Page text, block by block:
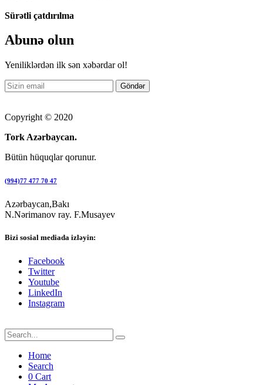
Sürətli çatdırılma
Abunə olun
Yeniliklərdən ilk sən xəbərdar ol!
Copyright © 2020
Tork Azərbaycan.
Bütün hüquqlar qorunur.
(994)77 477 70 47
Azərbaycan,Bakı
N.Nərimanov ray. F.Musayev
Bizi sosial mediada izləyin:
Facebook
Twitter
Youtube
LinkedIn
Instagram
Home
Search
0 Cart